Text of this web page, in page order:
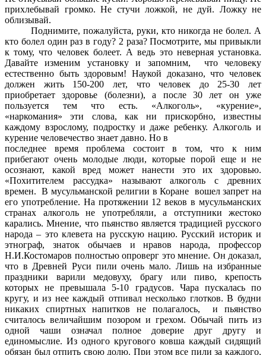
прихлебывай громко. Не стучи ложкой, не дуй. Ложку не
облизывай.
Поднимите, пожалуйста, руки, кто никогда не болел. А
кто болел один раз в году? 2 раза? Посмотрите, мы привыкли
к тому, что человек болеет. А ведь это неверная установка.
Давайте изменим установку и запомним, что человеку
естественно быть здоровым! Наукой доказано, что человек
должен жить 150-200 лет, что человек до 25-30 лет
приобретает здоровье (болезни), а после 30 лет он уже
пользуется тем что есть. «Алкоголь», «курение»,
«наркомания» эти слова, как ни прискорбно, известны
каждому взрослому, подростку и даже ребенку. Алкоголь и
курение человечество знает давно. Но в
последнее время проблема состоит в том, что к ним
прибегают очень молодые люди, которые порой еще и не
осознают, какой вред может нанести это их здоровью.
«Похитителем рассудка» называют алкоголь с древних
времен. В мусульманской религии в Коране вошел запрет на
его употребление. На протяжении 12 веков в мусульманских
странах алкоголь не употребляли, а отступники жестоко
карались. Мнение, что пьянство является традицией русского
народа – это клевета на русскую нацию. Русский историк и
этнограф, знаток обычаев и нравов народа, профессор
Н.И.Костомаров полностью опроверг это мнение. Он доказал,
что в Древней Руси пили очень мало. Лишь на избранные
праздники варили медовуху, брагу или пиво, крепость
которых не превышала 5-10 градусов. Чара пускалась по
кругу, и из нее каждый отпивал несколько глотков. В будни
никаких спиртных напитков не полагалось, и пьянство
считалось величайшим позором и грехом. Обычай пить из
одной чаши означал полное доверие друг другу и
единомыслие. Из одного кругового ковша каждый сидящий
обязан был отпить свою долю. При этом все пили за каждого,